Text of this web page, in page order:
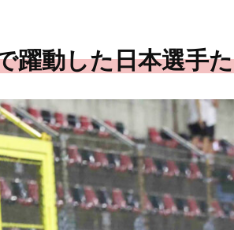
躍動した日本選手